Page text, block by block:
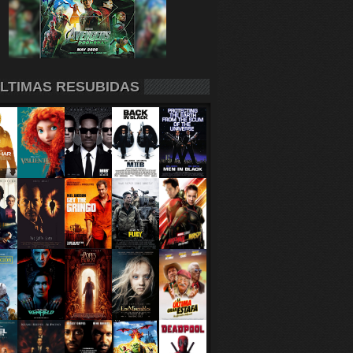
RESUBIDAS